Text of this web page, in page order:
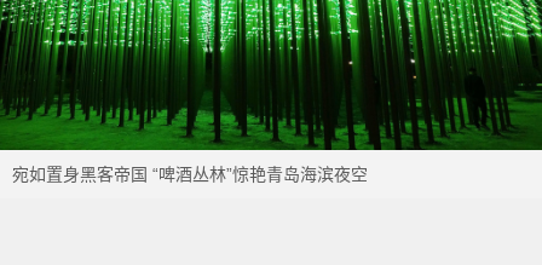
宛如置身黑客帝国 “啤酒丛林”惊艳青岛海滨夜空